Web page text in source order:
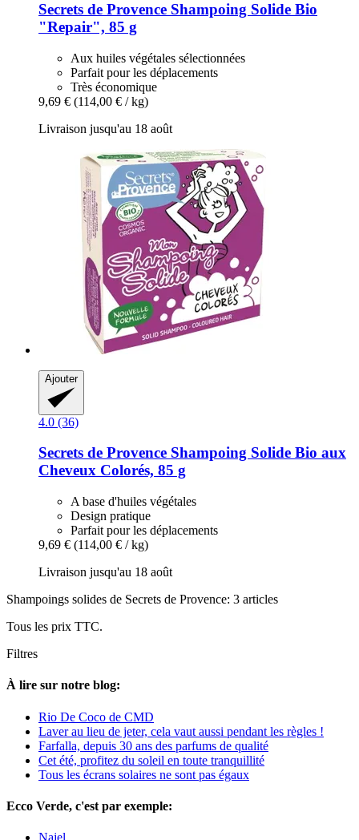
Secrets de Provence Shampoing Solide Bio
"Repair", 85 g
Aux huiles végétales sélectionnées
Parfait pour les déplacements
Très économique
9,69 € (114,00 € / kg)
Livraison jusqu'au 18 août
Ajouter
4.0 (36)
Secrets de Provence Shampoing Solide Bio aux
Cheveux Colorés, 85 g
A base d'huiles végétales
Design pratique
Parfait pour les déplacements
9,69 € (114,00 € / kg)
Livraison jusqu'au 18 août
Shampoings solides de Secrets de Provence: 3 articles
Tous les prix TTC.
Filtres
À lire sur notre blog:
Rio De Coco de CMD
Laver au lieu de jeter, cela vaut aussi pendant les règles !
Farfalla, depuis 30 ans des parfums de qualité
Cet été, profitez du soleil en toute tranquillité
Tous les écrans solaires ne sont pas égaux
Ecco Verde, c'est par exemple:
Najel